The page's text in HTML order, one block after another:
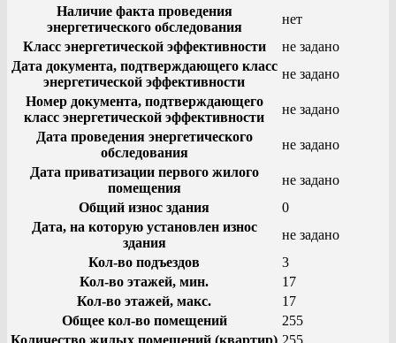
Наличие факта проведения
энергетического обследования
нет
Класс энергетической эффективности
не задано
Дата документа, подтверждающего класс
энергетической эффективности
не задано
Номер документа, подтверждающего
класс энергетической эффективности
не задано
Дата проведения энергетического
обследования
не задано
Дата приватизации первого жилого
помещения
не задано
Общий износ здания
0
Дата, на которую установлен износ
здания
не задано
Кол-во подъездов
3
Кол-во этажей, мин.
17
Кол-во этажей, макс.
17
Общее кол-во помещений
255
Количество жилых помещений (квартир) 255